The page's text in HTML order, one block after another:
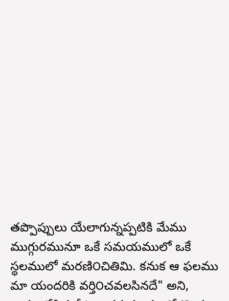
తప్పొప్పులు యేలాగున్నప్పటికి మేము
ముగ్గురమునూ ఒకే సమయములో ఒకే
స్థలములో మరణి౦చితిమి. కనుక ఆ ఫలము
మా యందరికి వర్తి౦చవలసినదే" అని,